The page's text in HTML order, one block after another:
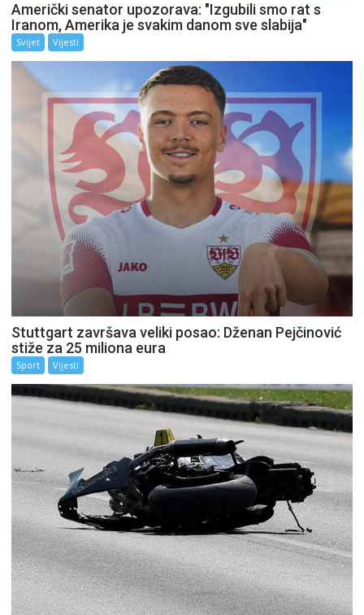
Američki senator upozorava: "Izgubili smo rat s
Iranom, Amerika je svakim danom sve slabija"
Svijet Vijesti
Stuttgart završava veliki posao: Dženan Pejčinović
stiže za 25 miliona eura
Sport Vijesti